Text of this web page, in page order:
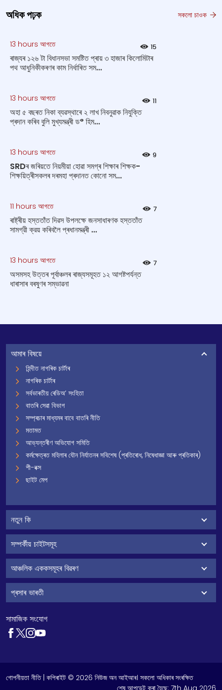
অধিক পঢ়ক সকলো চাওক
13 hours আগতে 15
ৰাজ্যৰ ১২৬ টা বিধানসভা সমষ্টিত প্ৰায় ৩ হাজাৰ কিলোমিটাৰ
পথ আধুনিকীকৰণৰ কাম নিৰ্ধাৰিত সম...
13 hours আগতে 11
অহা ৫ বছৰত নিকা ব্যৱস্থাৰে ২ লাখ নিবনুৱাক নিযুক্তি
প্ৰদান কৰিব বুলি মুখ্যমন্ত্ৰী ড° হিম...
13 hours আগতে 9
SRDৰ জৰিয়তে নিয়মীয়া হোৱা সমগ্ৰ শিক্ষাৰ শিক্ষক-
শিক্ষয়িত্ৰীসকলৰ দৰমহা প্ৰদানত কোনো সম...
11 hours আগতে 7
ৰাষ্ট্ৰীয় হস্ততাঁত দিৱস উপলক্ষে জনসাধাৰণক হস্ততাঁত
সামগ্রী ক্রয় কৰিবলৈ প্ৰধানমন্ত্ৰী ...
13 hours আগতে 7
অসমসহ উত্তৰ পূৰ্বাঞ্চলৰ ৰাজ্যসমূহত ১২ আগষ্টপর্যন্ত
ধাৰাসাৰ বৰষুণৰ সম্ভাৱনা
আমাৰ বিষয়ে
হিন্দীত নাগৰিক চাৰ্টাৰ
নাগৰিক চাৰ্টাৰ
সৰ্বভাৰতীয় ৰেডিঅ’ সংহিতা
বাতৰি সেৱা বিভাগ
সম্প্ৰচাৰ মাধ্যমৰ বাবে বাতৰি নীতি
মতামত
আভ্যন্তৰীণ অভিযোগ সমিতি
কৰ্মক্ষেত্ৰত মহিলাৰ যৌন নিৰ্যাতনৰ সবিশেষ (প্ৰতিৰোধ, নিষেধাজ্ঞা আৰু প্ৰতিকাৰ)
শী-বক্স
ছাইট মেপ
নতুন কি
সম্পৰ্কীয় চাইটসমূহ
আঞ্চলিক এককসমূহৰ বিৱৰণ
প্ৰসাৰ ভাৰতী
সামাজিক সংযোগ
গোপনীয়তা নীতি| কপিৰাইট © 2026 নিউজ অন আইআৰ। সকলো অধিকাৰ সংৰক্ষিত